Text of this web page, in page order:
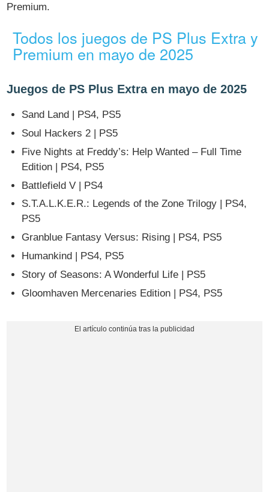
Premium.
Todos los juegos de PS Plus Extra y
Premium en mayo de 2025
Juegos de PS Plus Extra en mayo de 2025
Sand Land | PS4, PS5
Soul Hackers 2 | PS5
Five Nights at Freddy’s: Help Wanted – Full Time
Edition | PS4, PS5
Battlefield V | PS4
S.T.A.L.K.E.R.: Legends of the Zone Trilogy | PS4,
PS5
Granblue Fantasy Versus: Rising | PS4, PS5
Humankind | PS4, PS5
Story of Seasons: A Wonderful Life | PS5
Gloomhaven Mercenaries Edition | PS4, PS5